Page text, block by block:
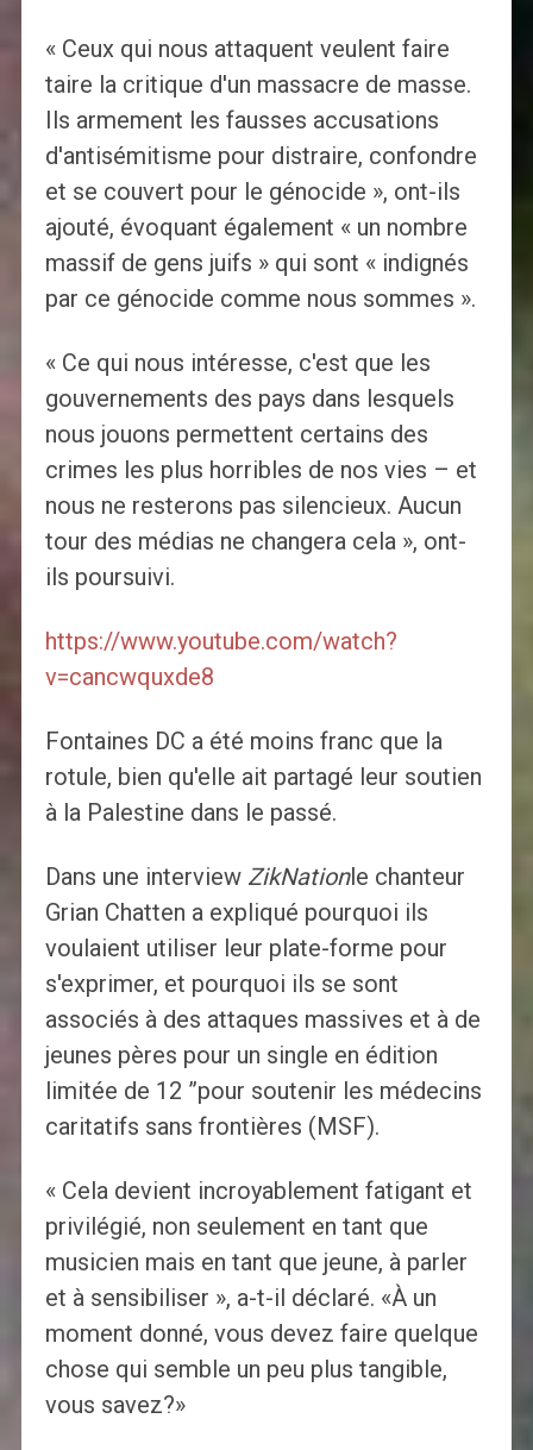
« Ceux qui nous attaquent veulent faire
taire la critique d'un massacre de masse.
Ils armement les fausses accusations
d'antisémitisme pour distraire, confondre
et se couvert pour le génocide », ont-ils
ajouté, évoquant également « un nombre
massif de gens juifs » qui sont « indignés
par ce génocide comme nous sommes ».
« Ce qui nous intéresse, c'est que les
gouvernements des pays dans lesquels
nous jouons permettent certains des
crimes les plus horribles de nos vies – et
nous ne resterons pas silencieux. Aucun
tour des médias ne changera cela », ont-
ils poursuivi.
https://www.youtube.com/watch?
v=cancwquxde8
Fontaines DC a été moins franc que la
rotule, bien qu'elle ait partagé leur soutien
à la Palestine dans le passé.
Dans une interview ZikNationle chanteur
Grian Chatten a expliqué pourquoi ils
voulaient utiliser leur plate-forme pour
s'exprimer, et pourquoi ils se sont
associés à des attaques massives et à de
jeunes pères pour un single en édition
limitée de 12 ”pour soutenir les médecins
caritatifs sans frontières (MSF).
« Cela devient incroyablement fatigant et
privilégié, non seulement en tant que
musicien mais en tant que jeune, à parler
et à sensibiliser », a-t-il déclaré. «À un
moment donné, vous devez faire quelque
chose qui semble un peu plus tangible,
vous savez?»